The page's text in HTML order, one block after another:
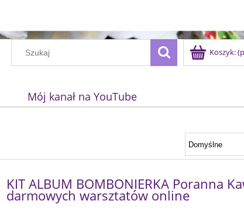
Koszyk:
Mój kanał na YouTube
KIT ALBUM BOMBONIERKA Poranna
darmowych warsztatów online